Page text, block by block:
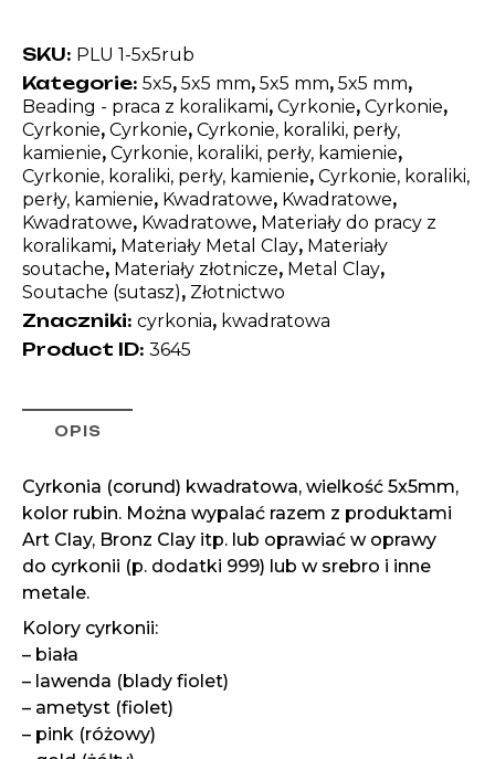
SKU: PLU 1-5x5rub
Kategorie: 5x5, 5x5 mm, 5x5 mm, 5x5 mm,
Beading - praca z koralikami, Cyrkonie, Cyrkonie,
Cyrkonie, Cyrkonie, Cyrkonie, koraliki, perły,
kamienie, Cyrkonie, koraliki, perły, kamienie,
Cyrkonie, koraliki, perły, kamienie, Cyrkonie, koraliki,
perły, kamienie, Kwadratowe, Kwadratowe,
Kwadratowe, Kwadratowe, Materiały do pracy z
koralikami, Materiały Metal Clay, Materiały
soutache, Materiały złotnicze, Metal Clay,
Soutache (sutasz), Złotnictwo
Znaczniki: cyrkonia, kwadratowa
Product ID: 3645
OPIS
Cyrkonia (corund) kwadratowa, wielkość 5x5mm,
kolor rubin. Można wypalać razem z produktami
Art Clay, Bronz Clay itp. lub oprawiać w oprawy
do cyrkonii (p. dodatki 999) lub w srebro i inne
metale.
Kolory cyrkonii:
– biała
– lawenda (blady fiolet)
– ametyst (fiolet)
– pink (różowy)